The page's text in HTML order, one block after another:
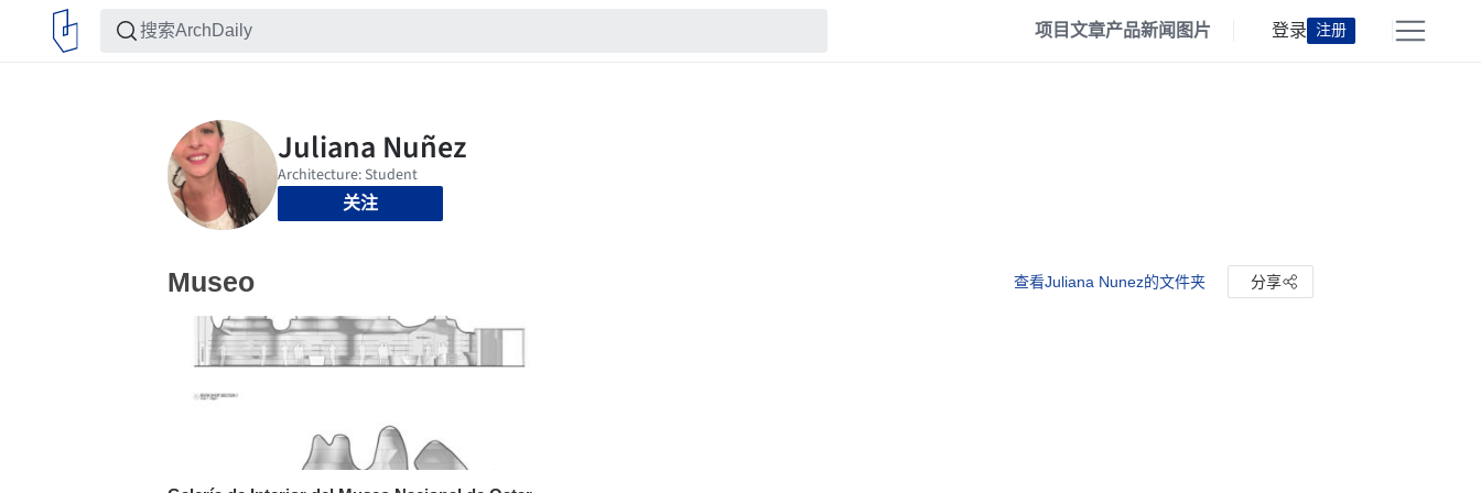
项目文章产品新闻 图片 登录 注册
关注
Museo 查看Juliana Nunez的文件夹 分享